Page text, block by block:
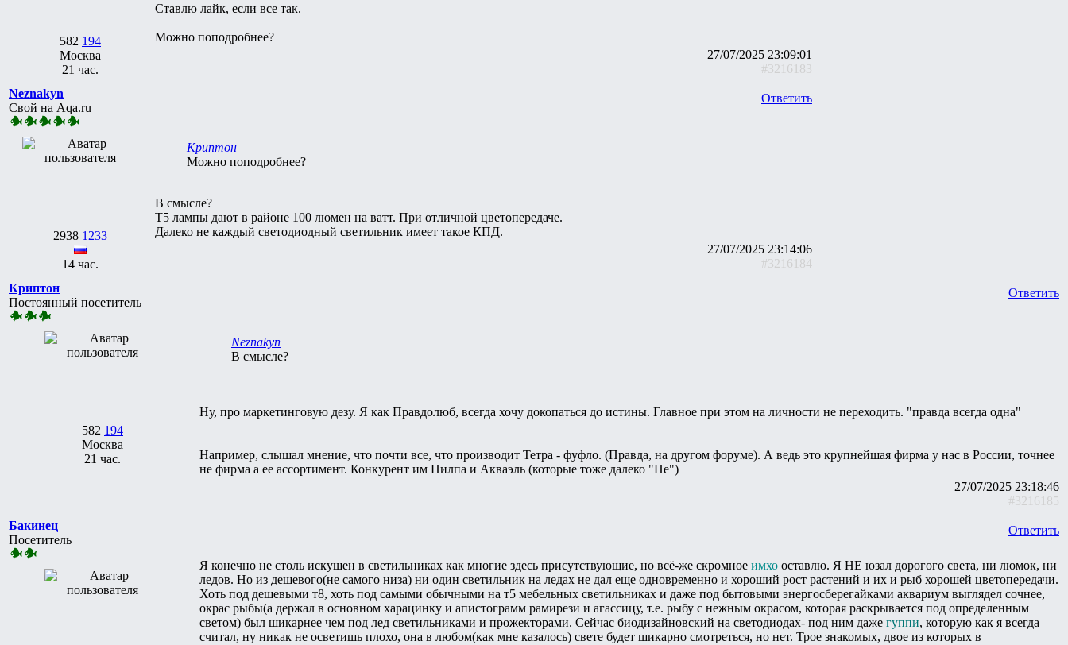
582 194
Москва
21 час.
Ставлю лайк, если все так.
Можно поподробнее?
27/07/2025 23:09:01
#3216183
Neznakyn
Свой на Aqa.ru
2938 1233
14 час.
Ответить
Криптон
Можно поподробнее?
В смысле?
T5 лампы дают в районе 100 люмен на ватт. При отличной цветопередаче.
Далеко не каждый светодиодный светильник имеет такое КПД.
27/07/2025 23:14:06
#3216184
Криптон
Постоянный посетитель
582 194
Москва
21 час.
Ответить
Neznakyn
В смысле?
Ну, про маркетинговую дезу. Я как Правдолюб, всегда хочу докопаться до истины. Главное при этом на личности не переходить. "правда всегда одна"
Например, слышал мнение, что почти все, что производит Тетра - фуфло. (Правда, на другом форуме). А ведь это крупнейшая фирма у нас в России, точнее
не фирма а ее ассортимент. Конкурент им Нилпа и Акваэль (которые тоже далеко "Не")
27/07/2025 23:18:46
#3216185
Бакинец
Посетитель
Ответить
Я конечно не столь искушен в светильниках как многие здесь присутствующие, но всë-же скромное имхо оставлю. Я НЕ юзал дорогого света, ни люмок, ни
ледов. Но из дешевого(не самого низа) ни один светильник на ледах не дал еще одновременно и хороший рост растений и их и рыб хорошей цветопередачи.
Хоть под дешевыми т8, хоть под самыми обычными на т5 мебельных светильниках и даже под бытовыми энергосберегайками аквариум выглядел сочнее,
окрас рыбы(а держал в основном харацинку и апистограмм рамирези и агассицу, т.е. рыбу с нежным окрасом, которая раскрывается под определенным
светом) был шикарнее чем под лед светильниками и прожекторами. Сейчас биодизайновский на светодиодах- под ним даже гуппи, которую как я всегда
считал, ну никак не осветишь плохо, она в любом(как мне казалось) свете будет шикарно смотреться, но нет. Трое знакомых, двое из которых в